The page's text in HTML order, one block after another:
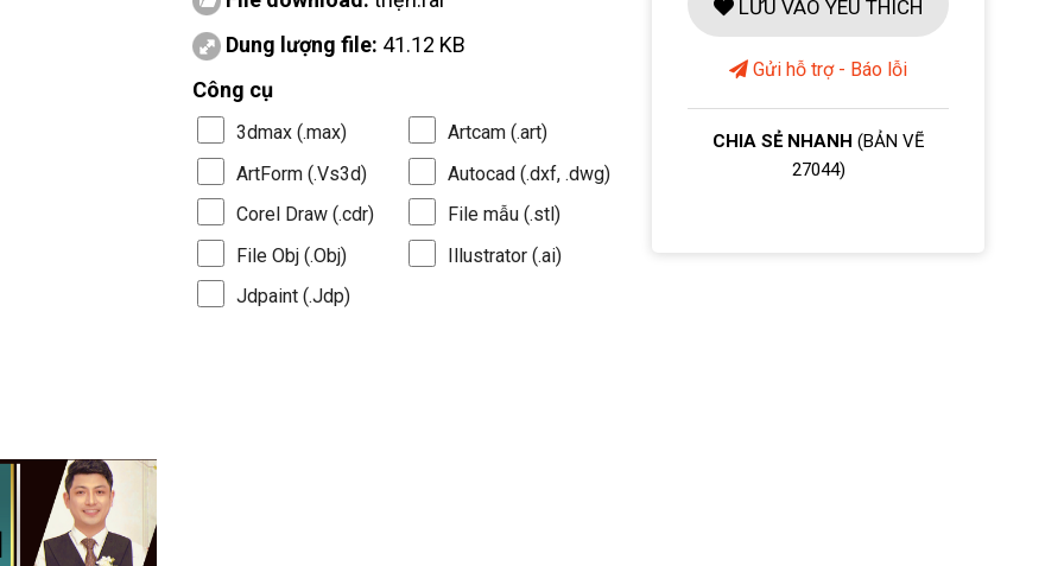
Dung lượng file: 41.12 KB
Công cụ
3dmax (.max)
Artcam (.art)
ArtForm (.Vs3d)
Autocad (.dxf, .dwg)
Corel Draw (.cdr)
File mẫu (.stl)
File Obj (.Obj)
Illustrator (.ai)
Jdpaint (.Jdp)
LƯU VÀO YÊU THÍCH
Gửi hỗ trợ - Báo lỗi
CHIA SẺ NHANH (BẢN VẼ
27044)